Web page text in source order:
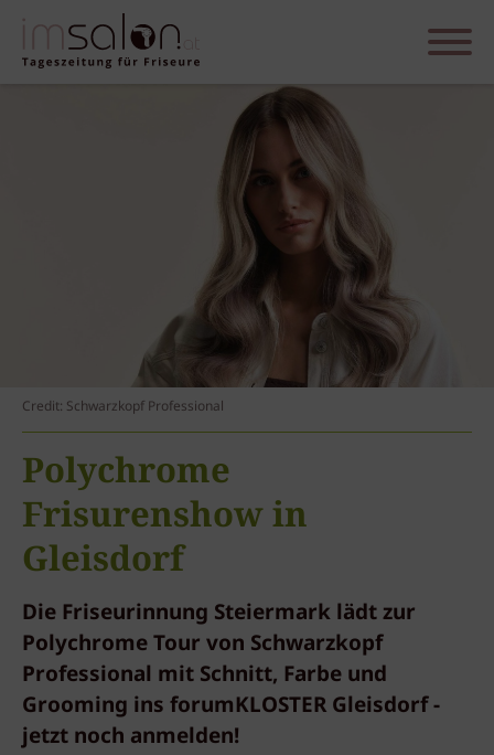
Credit: Schwarzkopf Professional
Polychrome
Frisurenshow in
Gleisdorf
Die Friseurinnung Steiermark lädt zur
Polychrome Tour von Schwarzkopf
Professional mit Schnitt, Farbe und
Grooming ins forumKLOSTER Gleisdorf -
jetzt noch anmelden!